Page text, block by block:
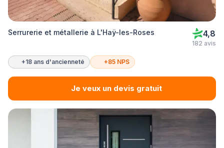
Serrurerie et métallerie à L'Haÿ-les-Roses 4,8
182 avis
+18 ans d'ancienneté +85 NPS
Je veux un devis gratuit